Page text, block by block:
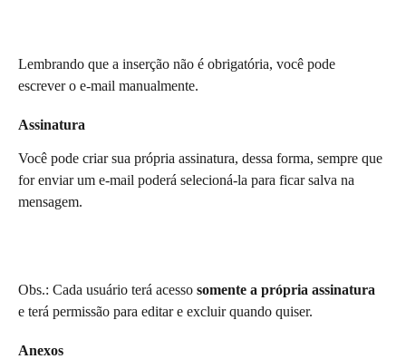
Lembrando que a inserção não é obrigatória, você pode
escrever o e-mail manualmente.
Assinatura
Você pode criar sua própria assinatura, dessa forma, sempre que
for enviar um e-mail poderá selecioná-la para ficar salva na
mensagem.
Obs.: Cada usuário terá acesso somente a própria assinatura
e terá permissão para editar e excluir quando quiser.
Anexos